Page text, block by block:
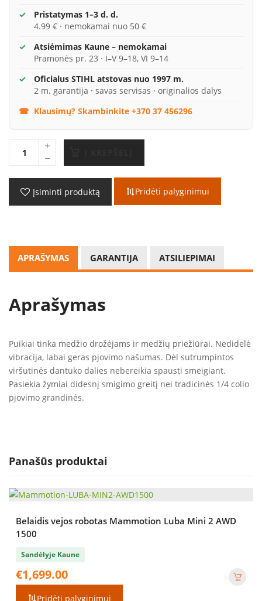
Pristatymas 1–3 d. d.
4.99 € · nemokamai nuo 50 €
Atsiėmimas Kaune – nemokamai
Pramonės pr. 23 · I–V 9–18, VI 9–14
Oficialus STIHL atstovas nuo 1997 m.
2 m. garantija · savas servisas · originalios dalys
Klausimų? Skambinkite +370 37 456296
Įsiminti produktą Pridėti palyginimui
APRAŠYMAS GARANTIJA ATSILIEPIMAI
Aprašymas
Puikiai tinka medžio drožėjams ir medžių priežiūrai. Nedidelė
vibracija, labai geras pjovimo našumas. Dėl sutrumpintos
viršutinės dantuko dalies nebereikia spausti smeigiant.
Pasiekia žymiai didesnį smigimo greitį nei tradicinės 1/4 colio
pjovimo grandinės.
Panašūs produktai
Belaidis vejos robotas Mammotion Luba Mini 2 AWD
1500
Sandėlyje Kaune
€1,699.00
Pridėti palyginimui